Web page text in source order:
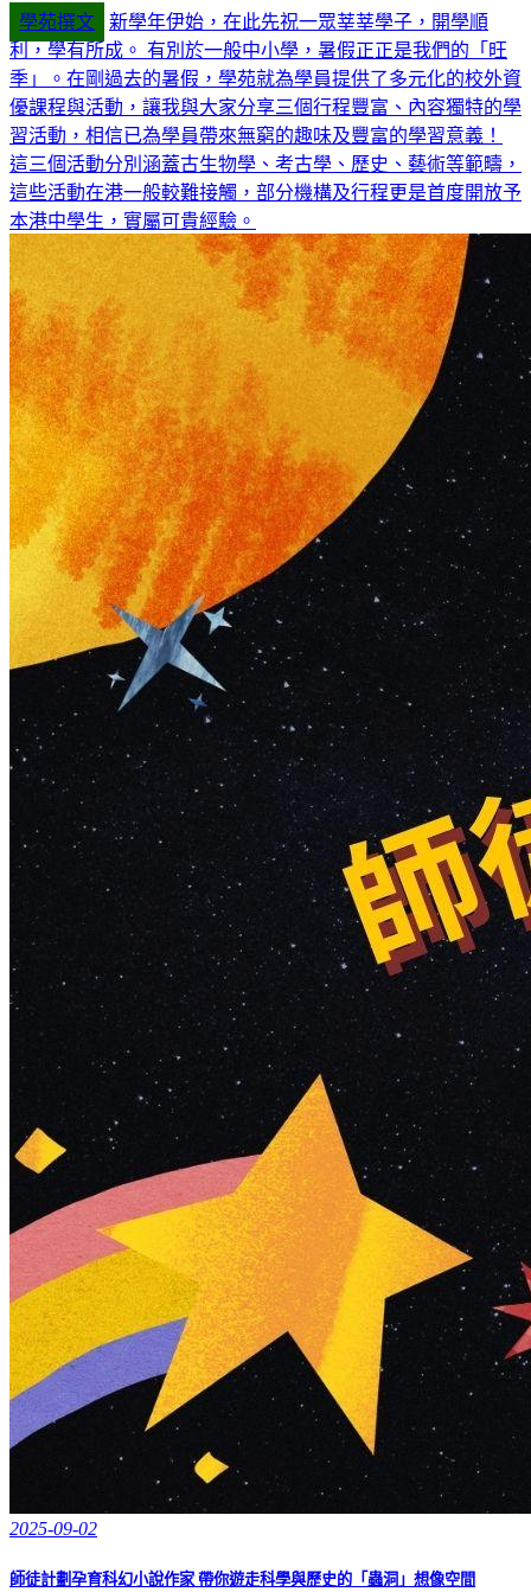
學苑撰文
新學年伊始，在此先祝一眾莘莘學子，開學順
利，學有所成。 有別於一般中小學，暑假正正是我們的「旺
季」。在剛過去的暑假，學苑就為學員提供了多元化的校外資
優課程與活動，讓我與大家分享三個行程豐富、內容獨特的學
習活動，相信已為學員帶來無窮的趣味及豐富的學習意義！
這三個活動分別涵蓋古生物學、考古學、歷史、藝術等範疇，
這些活動在港一般較難接觸，部分機構及行程更是首度開放予
本港中學生，實屬可貴經驗。
2025-09-02
師徒計劃孕育科幻小說作家 帶你遊走科學與歷史的「蟲洞」想像空間